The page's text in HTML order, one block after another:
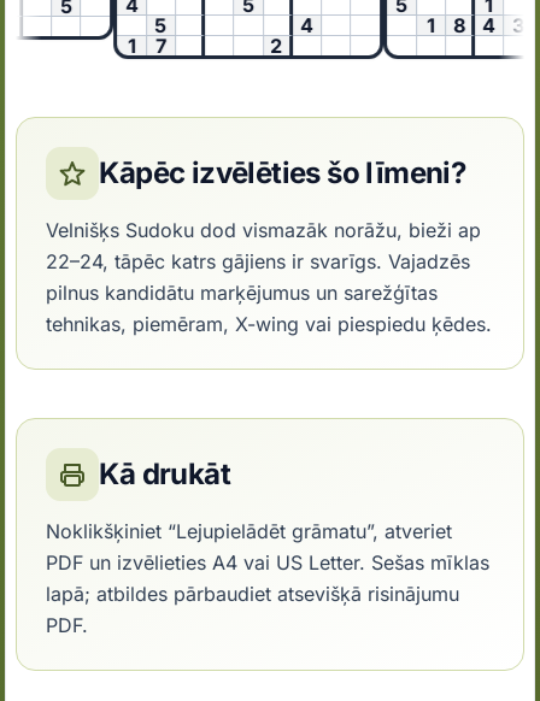
5
4
5
5
4
1
5
8 4
Kāpēc izvēlēties šo līmeni?
Velnišķs Sudoku dod vismazāk norāžu, bieži ap
22–24, tāpēc katrs gājiens ir svarīgs. Vajadzēs
pilnus kandidātu marķējumus un sarežģītas
tehnikas, piemēram, X-wing vai piespiedu ķēdes.
Kā drukāt
Noklikšķiniet “Lejupielādēt grāmatu”, atveriet
PDF un izvēlieties A4 vai US Letter. Sešas mīklas
lapā; atbildes pārbaudiet atsevišķā risinājumu
PDF.